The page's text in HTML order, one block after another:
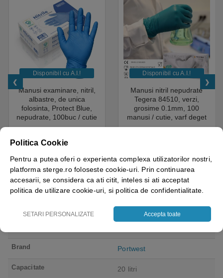
Disponibil cu A.I.​!
Manusi examinare, nitril,
albastre, de unica
folosinta, Protect Blue,
nepudrate, 100buc / cutie
pentru medical, HoReCa,
industrial, calitate premium
4.50 out of 5
18.05lei+ TVA
Vezi detalii
Disponibil cu A.I.​!
Manusi nitril nepudrate
Tegera 84510, verzi,
grosime 0.1mm, 100
manusi / cutie, varf deget
texturat, certificate pentru
Vezi detalii
Brand Portwest
Capacitate 20 litri
Politica Cookie
Pentru a putea oferi o experienta complexa utilizatorilor nostri,
platforma sterge.ro foloseste cookie-uri. Prin continuarea
accesarii, se considera ca ati citit, inteles si ati acceptat
politica de utilizare cookie-uri, si politica de confidentialitate.
SETARI PERSONALIZATE Accepta toate